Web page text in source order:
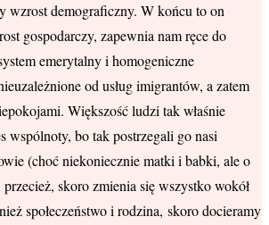
wzrost demograficzny. W końcu to on
gospodarczy, zapewnia nam ręce do
emerytalny i homogeniczne
od usług imigrantów, a zatem
Większość ludzi tak właśnie
wspólnoty, bo tak postrzegali go nasi
(choć niekoniecznie matki i babki, ale o
skoro zmienia się wszystko wokół
społeczeństwo i rodzina, skoro docieramy